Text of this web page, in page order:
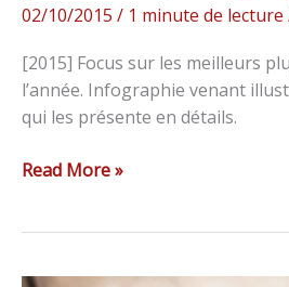
02/10/2015 / 1 minute de lecture
[2015] Focus sur les meilleurs
l’année. Infographie venant
qui les présente en détails.
Read More »